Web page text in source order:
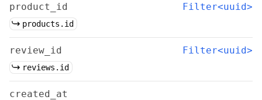
product_id Filter<uuid>
products.id
review_id Filter<uuid>
reviews.id
created_at